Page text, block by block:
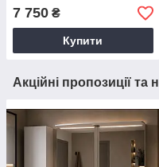
7 750 ₴
Купити
Акційні пропозиції та